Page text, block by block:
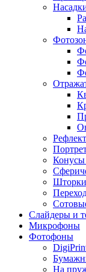
Конусы
Слайдеры и
Микрофоны
Фотофоны
На